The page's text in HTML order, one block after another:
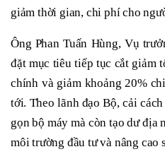
giảm thời gian, chi phí cho
Ông Phan Tuấn Hùng, Vụ
đặt mục tiêu tiếp tục cắt giảm
chính và giảm khoảng 20%
tới. Theo lãnh đạo Bộ, cải
gọn bộ máy mà còn tạo dư địa
môi trường đầu tư và nâng cao